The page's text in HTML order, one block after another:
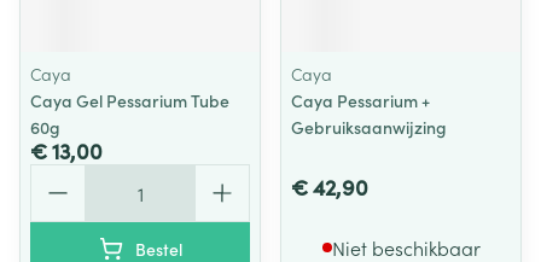
Caya
Caya Gel Pessarium Tube
60g
€ 13,00
Bestel
Caya
Caya Pessarium +
Gebruiksaanwijzing
€ 42,90
Niet beschikbaar